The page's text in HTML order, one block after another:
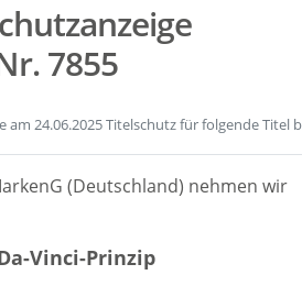
7855
am 24.06.2025 Titelschutz für folgende Titel
(Deutschland) nehmen wir
Vinci-Prinzip